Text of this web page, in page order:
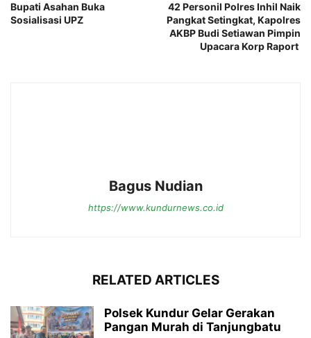
Bupati Asahan Buka
Sosialisasi UPZ
42 Personil Polres Inhil Naik
Pangkat Setingkat, Kapolres
AKBP Budi Setiawan Pimpin
Upacara Korp Raport
Bagus Nudian
https://www.kundurnews.co.id
RELATED ARTICLES
Polsek Kundur Gelar Gerakan
Pangan Murah di Tanjungbatu